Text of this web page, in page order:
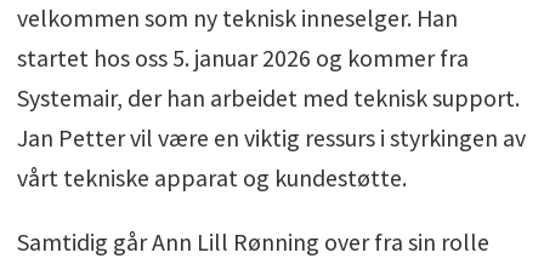
velkommen som ny teknisk inneselger. Han
startet hos oss 5. januar 2026 og kommer fra
Systemair, der han arbeidet med teknisk support.
Jan Petter vil være en viktig ressurs i styrkingen av
vårt tekniske apparat og kundestøtte.
Samtidig går Ann Lill Rønning over fra sin rolle